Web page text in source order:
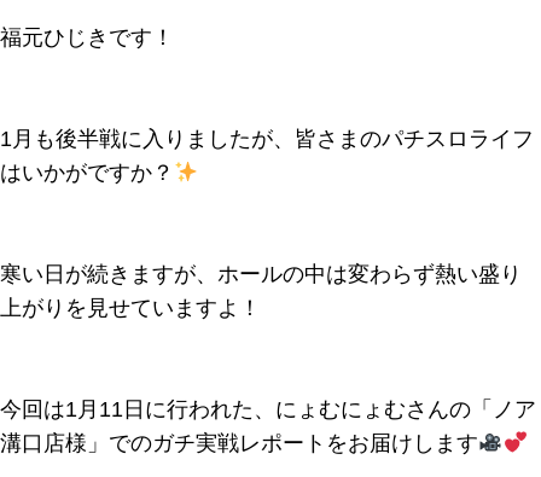
福元ひじきです！
1月も後半戦に入りましたが、皆さまのパチスロライフ
はいかがですか？
寒い日が続きますが、ホールの中は変わらず熱い盛り
上がりを見せていますよ！
今回は1月11日に行われた、にょむにょむさんの「ノア
溝口店様」でのガチ実戦レポートをお届けします